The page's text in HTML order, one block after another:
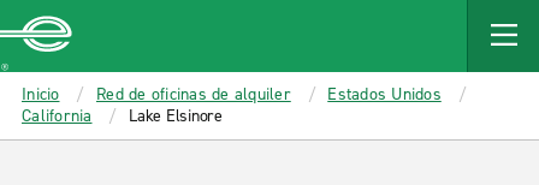
MAIN
CONTENT
Enterprise
Inicio Red de oficinas de alquiler
Estados Unidos
California
Lake Elsinore